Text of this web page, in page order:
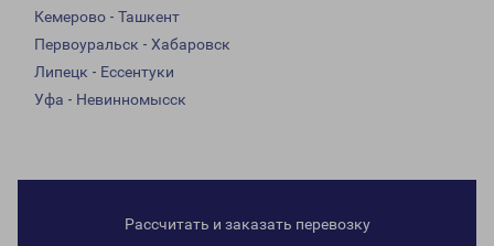
Кемерово - Ташкент
Первоуральск - Хабаровск
Липецк - Ессентуки
Уфа - Невинномысск
Рассчитать и заказать перевозку